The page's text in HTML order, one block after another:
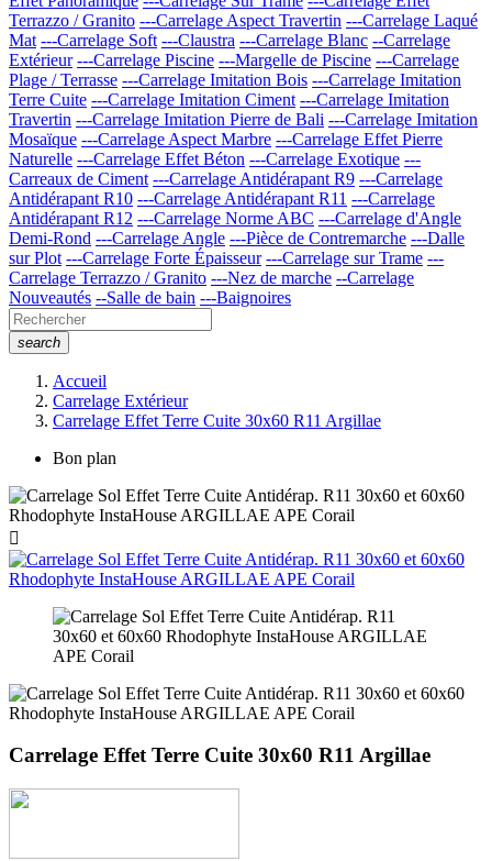
Terrazzo / Granito ---Carrelage Aspect Travertin ---Carrelage Laqué
Mat ---Carrelage Soft ---Claustra ---Carrelage Blanc --Carrelage
Extérieur ---Carrelage Piscine ---Margelle de Piscine ---Carrelage
Plage / Terrasse ---Carrelage Imitation Bois ---Carrelage Imitation
Terre Cuite ---Carrelage Imitation Ciment ---Carrelage Imitation
Travertin ---Carrelage Imitation Pierre de Bali ---Carrelage Imitation
Mosaïque ---Carrelage Aspect Marbre ---Carrelage Effet Pierre
Naturelle ---Carrelage Effet Béton ---Carrelage Exotique ---
Carreaux de Ciment ---Carrelage Antidérapant R9 ---Carrelage
Antidérapant R10 ---Carrelage Antidérapant R11 ---Carrelage
Antidérapant R12 ---Carrelage Norme ABC ---Carrelage d'Angle
Demi-Rond ---Carrelage Angle ---Pièce de Contremarche ---Dalle
sur Plot ---Carrelage Forte Épaisseur ---Carrelage sur Trame ---
Carrelage Terrazzo / Granito ---Nez de marche --Carrelage
Nouveautés --Salle de bain ---Baignoires
search
Accueil
Carrelage Extérieur
Carrelage Effet Terre Cuite 30x60 R11 Argillae
Bon plan

Carrelage Effet Terre Cuite 30x60 R11 Argillae